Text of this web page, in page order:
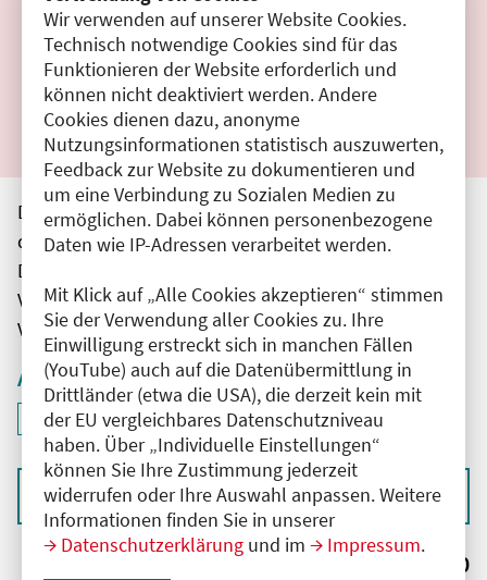
Wir verwenden auf unserer Website Cookies.
Technisch notwendige Cookies sind für das
Funktionieren der Website erforderlich und
können nicht deaktiviert werden. Andere
Cookies dienen dazu, anonyme
Nutzungsinformationen statistisch auszuwerten,
Feedback zur Website zu dokumentieren und
um eine Verbindung zu Sozialen Medien zu
ermöglichen. Dabei können personenbezogene
Daten wie IP-Adressen verarbeitet werden.
Mit Klick auf „Alle Cookies akzeptieren“ stimmen
Sie der Verwendung aller Cookies zu. Ihre
Einwilligung erstreckt sich in manchen Fällen
(YouTube) auch auf die Datenübermittlung in
Drittländer (etwa die USA), die derzeit kein mit
der EU vergleichbares Datenschutzniveau
haben. Über „Individuelle Einstellungen“
können Sie Ihre Zustimmung jederzeit
widerrufen oder Ihre Auswahl anpassen. Weitere
Informationen finden Sie in unserer
Datenschutzerklärung und im Impressum.
Filter zurücksetzen
Ergebnisse drucken
Die hier aufgeführten Veranstaltungen entsprechen
den unmittelbar vom Veranstalter getätigten Angaben.
Die Ärztekammer Berlin übernimmt keine
Verantwortung für den Inhalt, die Haftung obliegt dem
Veranstalter.
Aktive Filter
Filter
ID: ANT-2601645
deaktivieren und Suchergebnisse neu laden
Sortieren nach
Ergebnisse: 0